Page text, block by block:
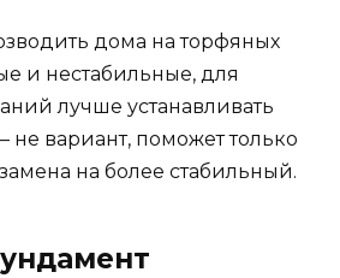
дома на торфяных
и нестабильные, для
лучше устанавливать
не вариант, поможет только
на более стабильный.